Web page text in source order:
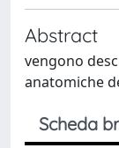
Abstract
vengono
anatomiche
Scheda